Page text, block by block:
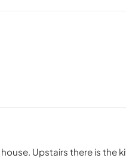
Upstairs there is the